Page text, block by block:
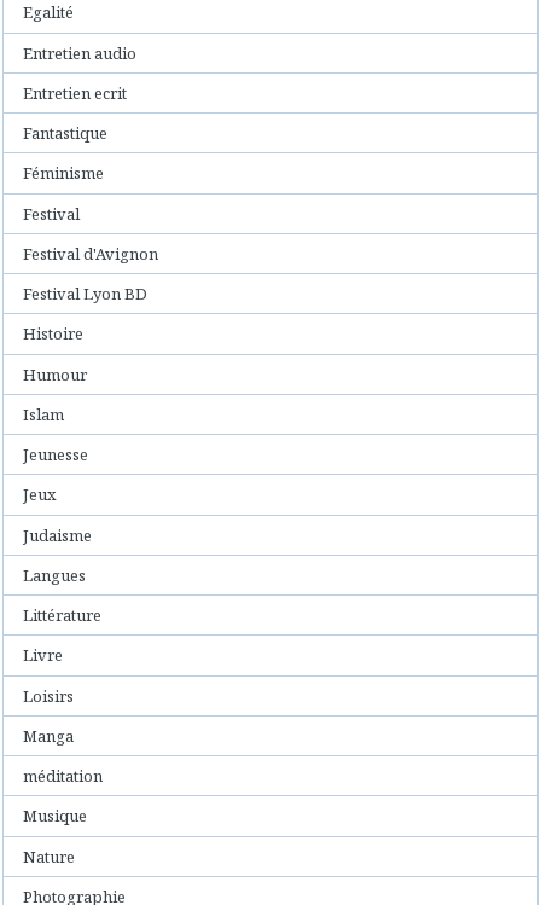
Egalité
Entretien audio
Entretien ecrit
Fantastique
Féminisme
Festival
Festival d'Avignon
Festival Lyon BD
Histoire
Humour
Islam
Jeunesse
Jeux
Judaisme
Langues
Littérature
Livre
Loisirs
Manga
méditation
Musique
Nature
Photographie